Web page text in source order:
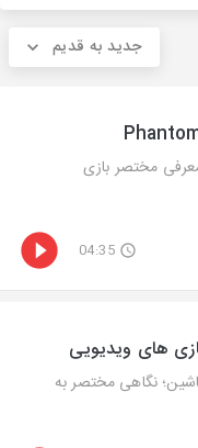
جدید به قدیم
مختصر بازی
04:35
های ویدیویی
نگاهی مختصر به